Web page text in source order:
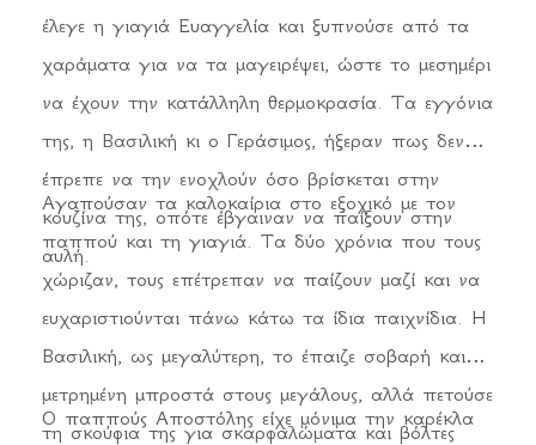
έλεγε η γιαγιά Ευαγγελία και ξυπνούσε από τα
χαράματα για να τα μαγειρέψει, ώστε το μεσημέρι
να έχουν την κατάλληλη θερμοκρασία. Τα εγγόνια
της, η Βασιλική κι ο Γεράσιμος, ήξεραν πως δεν
έπρεπε να την ενοχλούν όσο βρίσκεται στην
κουζίνα της, οπότε έβγαιναν να παίξουν στην
αυλή.
Αγαπούσαν τα καλοκαίρια στο εξοχικό με τον
παππού και τη γιαγιά. Τα δύο χρόνια που τους
χώριζαν, τους επέτρεπαν να παίζουν μαζί και να
ευχαριστιούνται πάνω κάτω τα ίδια παιχνίδια. Η
Βασιλική, ως μεγαλύτερη, το έπαιζε σοβαρή και
μετρημένη μπροστά στους μεγάλους, αλλά πετούσε
τη σκούφια της για σκαρφαλώματα και βόλτες
Ο παππούς Αποστόλης είχε μόνιμα την καρέκλα